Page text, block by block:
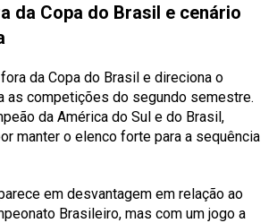
da Copa do Brasil e cenário
da Copa do Brasil e direciona o
as competições do segundo semestre.
da América do Sul e do Brasil,
manter o elenco forte para a sequência
em desvantagem em relação ao
Brasileiro, mas com um jogo a